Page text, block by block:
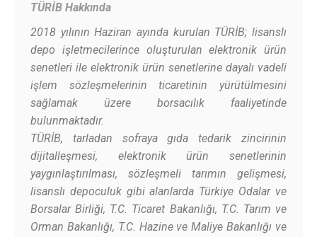
TÜRİB Hakkında
2018 yılının Haziran ayında kurulan TÜRİB; lisanslı
depo işletmecilerince oluşturulan elektronik ürün
senetleri ile elektronik ürün senetlerine dayalı vadeli
işlem sözleşmelerinin ticaretinin yürütülmesini
sağlamak üzere borsacılık faaliyetinde
bulunmaktadır.
TÜRİB, tarladan sofraya gıda tedarik zincirinin
dijitalleşmesi, elektronik ürün senetlerinin
yaygınlaştırılması, sözleşmeli tarımın gelişmesi,
lisanslı depoculuk gibi alanlarda Türkiye Odalar ve
Borsalar Birliği, T.C. Ticaret Bakanlığı, T.C. Tarım ve
Orman Bakanlığı, T.C. Hazine ve Maliye Bakanlığı ve